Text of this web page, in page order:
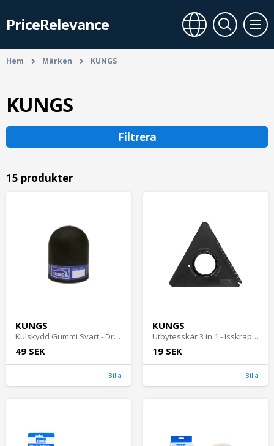
PriceRelevance
Hem Märken KUNGS
KUNGS
Filtrera
15 produkter
KUNGS
Kulskydd Gummi Svart - Dragkrokstillbehör
49 SEK
Bilia
KUNGS
Utbytesskär 3 in 1 - Isskrapor och snöborstar
19 SEK
Bilia